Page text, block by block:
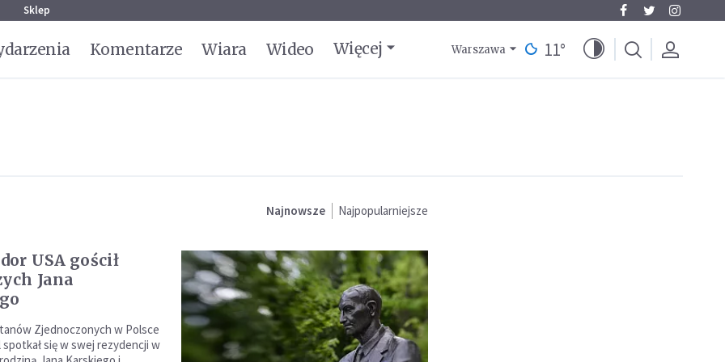
Sklep
Komentarze Wiara Wideo Więcej Warszawa 11°
Najnowsze Najpopularniejsze
USA gościł
Jana
Zjednoczonych w Polsce
się w swej rezydencji w